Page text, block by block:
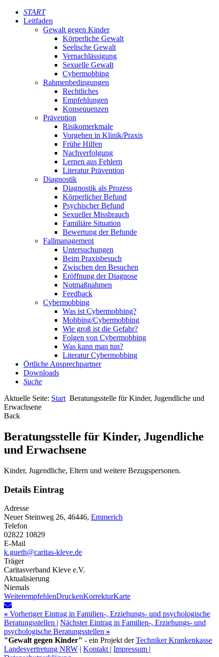
START
Leitfaden
Gewalt gegen Kinder
Körperliche Gewalt
Seelische Gewalt
Vernachlässigung
Sexuelle Gewalt
Cybermobbing
Rahmenbedingungen
Rechtliches
Empfehlungen
Konsequenzen
Prävention
Risikomerkmale
Vorgehen in Klinik/Praxis
Frühe Hilfen
Nachverfolgung
Lernen aus Fehlern
Literatur Prävention
Diagnostik
Diagnostik als Prozess
Körperlicher Befund
Psychischer Befund
Sexueller Missbrauch
Familiäre Situation
Bewertung der Befunde
Fallmanagement
Untersuchungen
Beim Praxisbesuch
Zwischen den Besuchen
Eröffnung der Diagnose
Notmaßnahmen
Feedback
Cybermobbing
Was ist Cybermobbing?
Mobbing/Cybermobbing
Wie groß ist die Gefahr?
Folgen von Cybermobbing
Was kann man tun?
Literatur Cybermobbing
Örtliche Ansprechpartner
Downloads
Suche
Aktuelle Seite: Start Beratungsstelle für Kinder, Jugendliche und
Erwachsene
Back
Beratungsstelle für Kinder, Jugendliche
und Erwachsene
Kinder, Jugendliche, Eltern und weitere Bezugspersonen.
Details Eintrag
Adresse
Neuer Steinweg 26, 46446, Emmerich
Telefon
02822 10829
E-Mail
k.gueth@caritas-kleve.de
Träger
Caritasverband Kleve e.V.
Aktualisierung
Niemals
WeiterempfehlenDruckenKorrekturKarte
« Vorheriger Eintrag in Familien-, Erziehungs- und psychologische
Beratungsstellen | Nächster Eintrag in Familien-, Erziehungs- und
psychologische Beratungsstellen »
"Gewalt gegen Kinder" - ein Projekt derTechniker Krankenkasse
Landesvertretung NRW | Kontakt | Impressum |